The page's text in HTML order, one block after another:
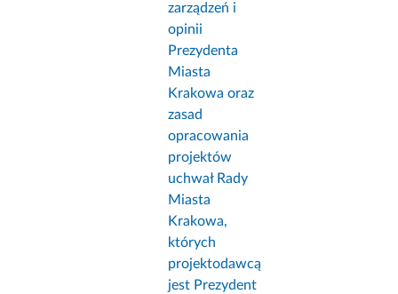
zarządzeń i
opinii
Prezydenta
Miasta
Krakowa oraz
zasad
opracowania
projektów
uchwał Rady
Miasta
Krakowa,
których
projektodawcą
jest Prezydent